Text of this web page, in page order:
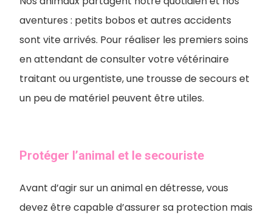
aventures : petits bobos et autres accidents
sont vite arrivés. Pour réaliser les premiers soins
en attendant de consulter votre vétérinaire
traitant ou urgentiste, une trousse de secours et
un peu de matériel peuvent être utiles.
Protéger l’animal et le secouriste
Avant d’agir sur un animal en détresse, vous
devez être capable d’assurer sa protection mais